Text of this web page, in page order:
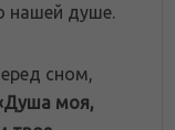
нашей душе.
сном,
моя,